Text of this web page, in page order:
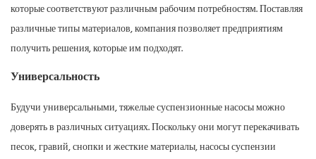
которые соответствуют различным рабочим потребностям. Поставляя
различные типы материалов, компания позволяет предприятиям
получить решения, которые им подходят.
Универсальность
Будучи универсальными, тяжелые суспензионные насосы можно
доверять в различных ситуациях. Поскольку они могут перекачивать
песок, гравий, снопки и жесткие материалы, насосы суспензии